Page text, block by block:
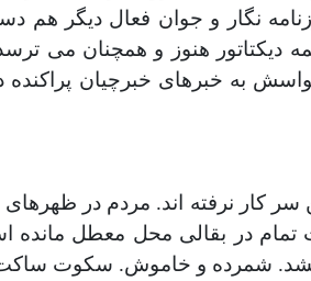
نگار و جوان فعال ديگر هم
هنوز و همچنان می
به خبرهای خبرچيان
سر کار نرفته اند. مردم در
تمام در بقالی محل معطل
شمرده و خاموش. سکوت ساکت